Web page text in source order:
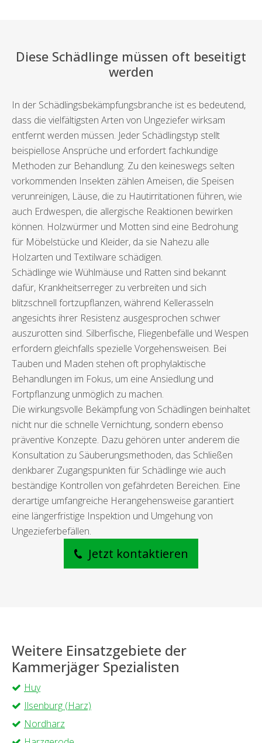
Diese Schädlinge müssen oft beseitigt
werden
In der Schädlingsbekämpfungsbranche ist es bedeutend,
dass die vielfältigsten Arten von Ungeziefer wirksam
entfernt werden müssen. Jeder Schädlingstyp stellt
beispiellose Ansprüche und erfordert fachkundige
Methoden zur Behandlung. Zu den keineswegs selten
vorkommenden Insekten zählen Ameisen, die Speisen
verunreinigen, Läuse, die zu Hautirritationen führen, wie
auch Erdwespen, die allergische Reaktionen bewirken
können. Holzwürmer und Motten sind eine Bedrohung
für Möbelstücke und Kleider, da sie Nahezu alle
Holzarten und Textilware schädigen.
Schädlinge wie Wühlmäuse und Ratten sind bekannt
dafür, Krankheitserreger zu verbreiten und sich
blitzschnell fortzupflanzen, während Kellerasseln
angesichts ihrer Resistenz ausgesprochen schwer
auszurotten sind. Silberfische, Fliegenbefälle und Wespen
erfordern gleichfalls spezielle Vorgehensweisen. Bei
Tauben und Maden stehen oft prophylaktische
Behandlungen im Fokus, um eine Ansiedlung und
Fortpflanzung unmöglich zu machen.
Die wirkungsvolle Bekämpfung von Schädlingen beinhaltet
nicht nur die schnelle Vernichtung, sondern ebenso
präventive Konzepte. Dazu gehören unter anderem die
Konsultation zu Säuberungsmethoden, das Schließen
denkbarer Zugangspunkten für Schädlinge wie auch
beständige Kontrollen von gefährdeten Bereichen. Eine
derartige umfangreiche Herangehensweise garantiert
eine längerfristige Inspektion und Umgehung von
Ungezieferbefällen.
Jetzt kontaktieren
Weitere Einsatzgebiete der
Kammerjäger Spezialisten
Huy
Ilsenburg (Harz)
Nordharz